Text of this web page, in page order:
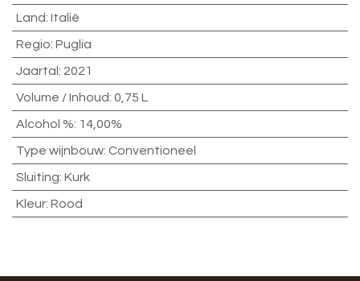
Land: Italië
Regio: Puglia
Jaartal : 2021
Volume / Inhoud: 0,75 L
Alcohol %: 14,00%
Type wijnbouw: Conventioneel
Sluiting: Kurk
Kleur: Rood